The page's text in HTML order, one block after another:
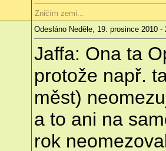
Zničím zemi...
Odesláno Neděle, 19. prosince 2010 -
Jaffa: Ona ta
protože např.
měst)
a to ani na
rok